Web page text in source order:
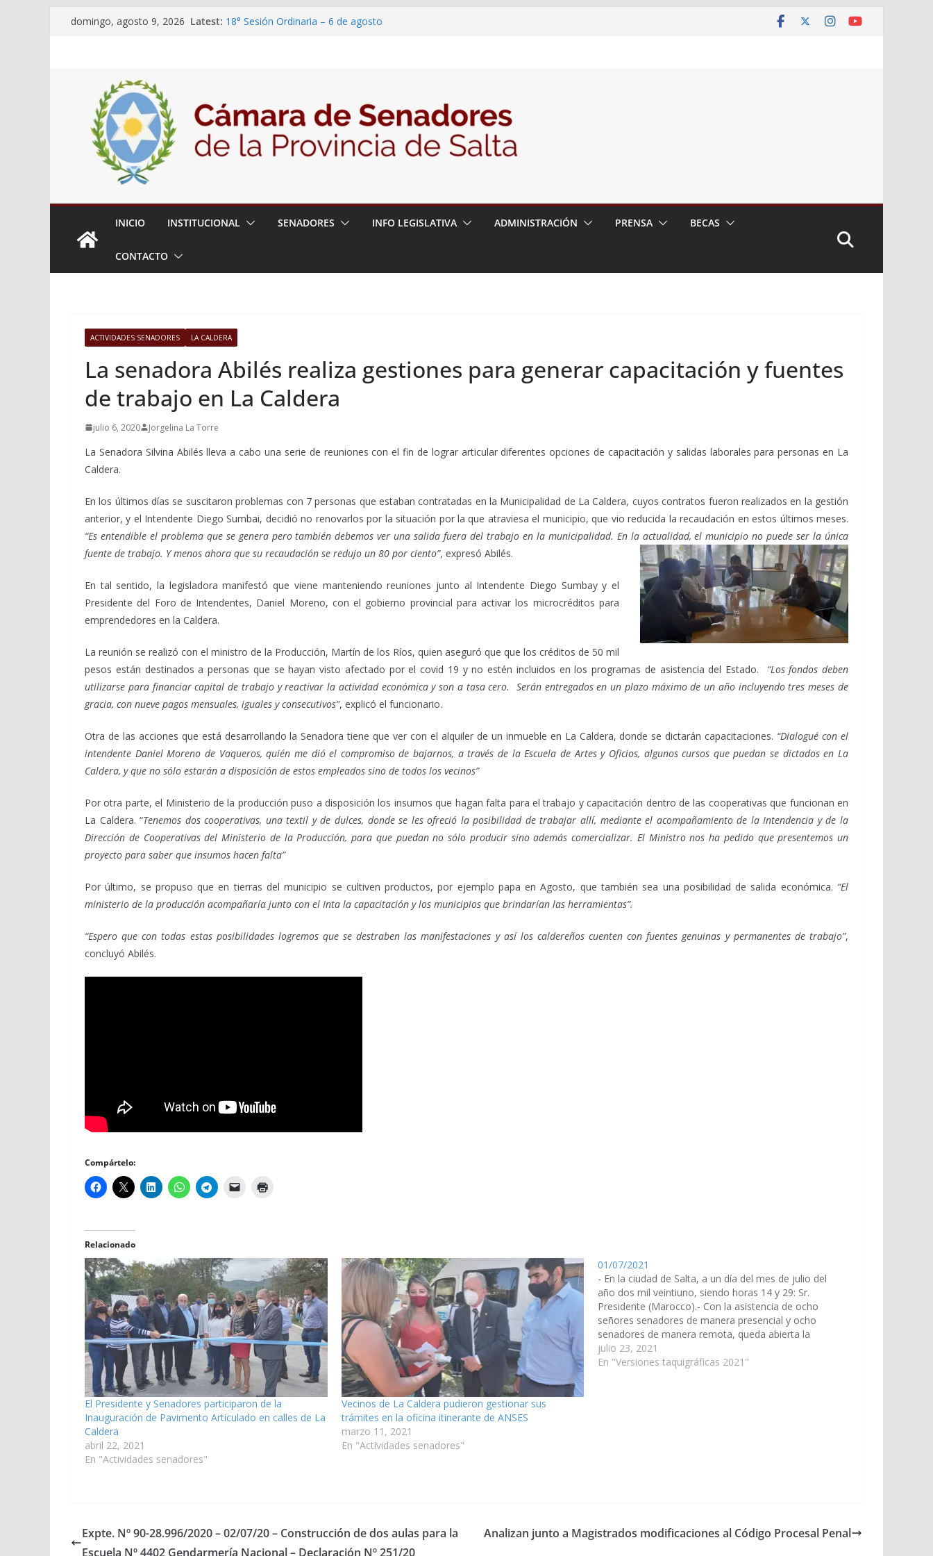
domingo, agosto 9, 2026 Latest: 18° Sesión Ordinaria – 6 de agosto
Expte. Nº 90-34.516/2026 – 06/08/26 – Créase el Ente Salteño
de Protección y Control Vegetal
INICIO INSTITUCIONAL SENADORES INFO LEGISLATIVA ADMINISTRACIÓN PRENSA BECAS
CONTACTO
ACTIVIDADES SENADORES LA CALDERA
La senadora Abilés realiza gestiones para generar capacitación y fuentes
de trabajo en La Caldera
julio 6, 2020 Jorgelina La Torre
La Senadora Silvina Abilés lleva a cabo una serie de reuniones con el fin de lograr articular diferentes opciones de capacitación y salidas laborales para personas en La
Caldera.
En los últimos días se suscitaron problemas con 7 personas que estaban contratadas en la Municipalidad de La Caldera, cuyos contratos fueron realizados en la gestión
anterior, y el Intendente Diego Sumbai, decidió no renovarlos por la situación por la que atraviesa el municipio, que vio reducida la recaudación en estos últimos meses.
“Es entendible el problema que se genera pero también debemos ver una salida fuera del trabajo en la municipalidad. En la actualidad, el municipio no puede ser la única
fuente de trabajo. Y menos ahora que su recaudación se redujo un 80 por ciento”, expresó Abilés.
En tal sentido, la legisladora manifestó que viene manteniendo reuniones junto al Intendente Diego Sumbay y el
Presidente del Foro de Intendentes, Daniel Moreno, con el gobierno provincial para activar los microcréditos para
emprendedores en la Caldera.
La reunión se realizó con el ministro de la Producción, Martín de los Ríos, quien aseguró que que los créditos de 50 mil
pesos están destinados a personas que se hayan visto afectado por el covid 19 y no estén incluidos en los programas de asistencia del Estado. “Los fondos deben
utilizarse para financiar capital de trabajo y reactivar la actividad económica y son a tasa cero. Serán entregados en un plazo máximo de un año incluyendo tres meses de
gracia, con nueve pagos mensuales, iguales y consecutivos”, explicó el funcionario.
Otra de las acciones que está desarrollando la Senadora tiene que ver con el alquiler de un inmueble en La Caldera, donde se dictarán capacitaciones. “Dialogué con el
intendente Daniel Moreno de Vaqueros, quién me dió el compromiso de bajarnos, a través de la Escuela de Artes y Oficios, algunos cursos que puedan se dictados en La
Caldera, y que no sólo estarán a disposición de estos empleados sino de todos los vecinos”
Por otra parte, el Ministerio de la producción puso a disposición los insumos que hagan falta para el trabajo y capacitación dentro de las cooperativas que funcionan en
La Caldera. “Tenemos dos cooperativas, una textil y de dulces, donde se les ofreció la posibilidad de trabajar allí, mediante el acompañamiento de la Intendencia y de la
Dirección de Cooperativas del Ministerio de la Producción, para que puedan no sólo producir sino además comercializar. El Ministro nos ha pedido que presentemos un
proyecto para saber que insumos hacen falta”
Por último, se propuso que en tierras del municipio se cultiven productos, por ejemplo papa en Agosto, que también sea una posibilidad de salida económica. “El
ministerio de la producción acompañaría junto con el Inta la capacitación y los municipios que brindarían las herramientas”.
“Espero que con todas estas posibilidades logremos que se destraben las manifestaciones y así los caldereños cuenten con fuentes genuinas y permanentes de trabajo”,
concluyó Abilés.
Compártelo:
Relacionado
El Presidente y Senadores participaron de la
Inauguración de Pavimento Articulado en calles de La
Caldera
abril 22, 2021
En "Actividades senadores"
Vecinos de La Caldera pudieron gestionar sus
trámites en la oficina itinerante de ANSES
marzo 11, 2021
En "Actividades senadores"
01/07/2021
- En la ciudad de Salta, a un día del mes de julio del
año dos mil veintiuno, siendo horas 14 y 29: Sr.
Presidente (Marocco).- Con la asistencia de ocho
señores senadores de manera presencial y ocho
senadores de manera remota, queda abierta la
cuarta sesión ordinaria semipresencial. 1…
julio 23, 2021
En "Versiones taquigráficas 2021"
Expte. Nº 90-28.996/2020 – 02/07/20 – Construcción de dos aulas para la
Escuela Nº 4402 Gendarmería Nacional – Declaración Nº 251/20
Analizan junto a Magistrados modificaciones al Código Procesal Penal